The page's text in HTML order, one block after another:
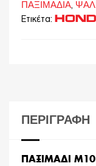
ΠΑΞΙΜΑΔΙΑ,
Ετικέτα:
ΠΕΡΙΓΡΑΦΉ
ΠΑΞΙΜΑΔΙ Μ10